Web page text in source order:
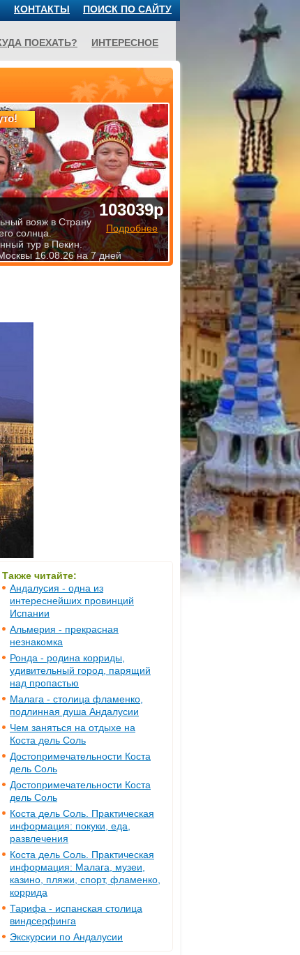
Также читайте:
Андалусия - одна из
интереснейших провинций
Испании
Альмерия - прекрасная
незнакомка
Ронда - родина корриды,
удивительный город, парящий
над пропастью
Малага - столица фламенко,
подлинная душа Андалусии
Чем заняться на отдыхе на
Коста дель Соль
Достопримечательности Коста
дель Соль
Достопримечательности Коста
дель Соль
Коста дель Соль. Практическая
информация: покуки, еда,
развлечения
Коста дель Соль. Практическая
информация: Малага, музеи,
казино, пляжи, спорт, фламенко,
коррида
Тарифа - испанская столица
виндсерфинга
Экскурсии по Андалусии
103039р
Подробнее
вояж в Страну
солнца.
тур в Пекин.
16.08.26 на 7 дней
ПОИСК ПО САЙТУ
КОНТАКТЫ
ПОЕХАТЬ? ИНТЕРЕСНОЕ